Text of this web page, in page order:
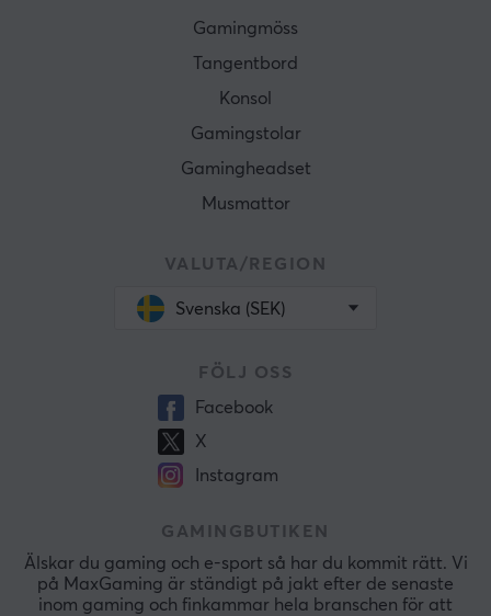
Gamingmöss
Tangentbord
Konsol
Gamingstolar
Gamingheadset
Musmattor
VALUTA/REGION
Svenska (SEK)
FÖLJ OSS
Facebook
X
Instagram
GAMINGBUTIKEN
Älskar du gaming och e-sport så har du kommit rätt. Vi
på MaxGaming är ständigt på jakt efter de senaste
inom gaming och finkammar hela branschen för att